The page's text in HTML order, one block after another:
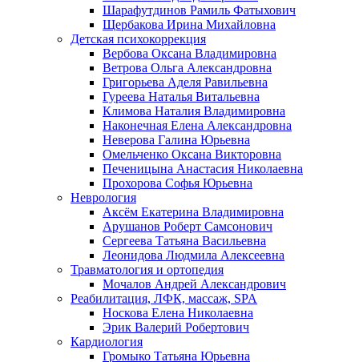
Шарафутдинов Рамиль Фатыхович
Щербакова Ирина Михайловна
Детская психокоррекция
Вербова Оксана Владимировна
Ветрова Ольга Александровна
Григорьева Аделя Равильевна
Гуреева Наталья Витальевна
Климова Наталия Владимировна
Наконечная Елена Александровна
Неверова Галина Юрьевна
Омельченко Оксана Викторовна
Печеницына Анастасия Николаевна
Прохорова Софья Юрьевна
Неврология
Аксём Екатерина Владимировна
Арушанов Роберт Самсонович
Сергеева Татьяна Васильевна
Леонидова Людмила Алексеевна
Травматология и ортопедия
Мочалов Андрей Александрович
Реабилитация, ЛФК, массаж, SPA
Носкова Елена Николаевна
Эрик Валерий Робертович
Кардиология
Громыко Татьяна Юрьевна